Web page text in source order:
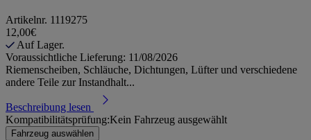
Artikelnr. 1119275
12,00€
Auf Lager.
Voraussichtliche Lieferung: 11/08/2026
Riemenscheiben, Schläuche, Dichtungen, Lüfter und verschiedene
andere Teile zur Instandhalt...
Beschreibung lesen
Kompatibilitätsprüfung:Kein Fahrzeug ausgewählt
Fahrzeug auswählen